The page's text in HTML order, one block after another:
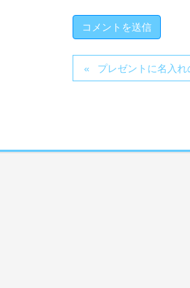
プレゼントに名入れ